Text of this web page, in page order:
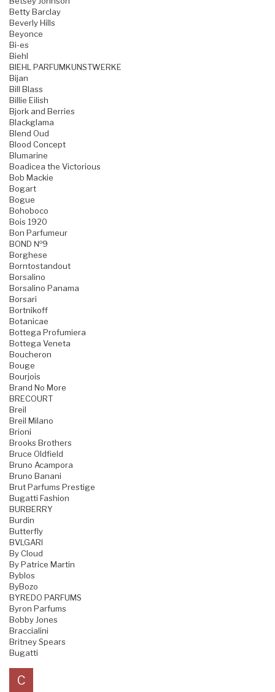
Betty Barclay
Beverly Hills
Beyonce
Bi-es
Biehl
BIEHL PARFUMKUNSTWERKE
Bijan
Bill Blass
Billie Eilish
Bjork and Berries
Blackglama
Blend Oud
Blood Concept
Blumarine
Boadicea the Victorious
Bob Mackie
Bogart
Bogue
Bohoboco
Bois 1920
Bon Parfumeur
BOND №9
Borghese
Borntostandout
Borsalino
Borsalino Panama
Borsari
Bortnikoff
Botanicae
Bottega Profumiera
Bottega Veneta
Boucheron
Bouge
Bourjois
Brand No More
BRECOURT
Breil
Breil Milano
Brioni
Brooks Brothers
Bruce Oldfield
Bruno Acampora
Bruno Banani
Brut Parfums Prestige
Bugatti Fashion
BURBERRY
Burdin
Butterfly
BVLGARI
By Cloud
By Patrice Martin
Byblos
ByBozo
BYREDO PARFUMS
Byron Parfums
Bobby Jones
Braccialini
Britney Spears
Bugatti
C